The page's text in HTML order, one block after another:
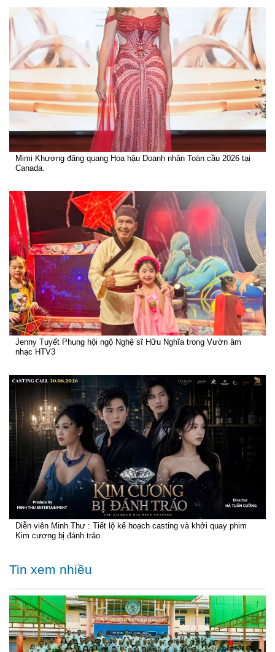
Mimi Khương đăng quang Hoa hậu Doanh nhân Toàn cầu 2026 tại
Canada.
Jenny Tuyết Phụng hội ngộ Nghệ sĩ Hữu Nghĩa trong Vườn âm
nhạc HTV3
Diễn viên Minh Thư : Tiết lộ kế hoạch casting và khởi quay phim
Kim cương bị đánh tráo
Tin xem nhiều